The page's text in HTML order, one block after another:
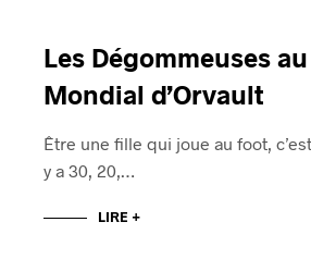
Les Dégommeuses
Mondial d’Orvault
Être une fille qui joue au foot,
y a 30, 20,…
LIRE +